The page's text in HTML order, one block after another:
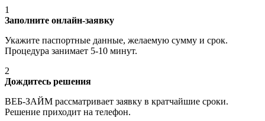
1
Заполните онлайн-заявку
Укажите паспортные данные, желаемую сумму и срок.
Процедура занимает 5-10 минут.
2
Дождитесь решения
ВЕБ-ЗАЙМ рассматривает заявку в кратчайшие сроки.
Решение приходит на телефон.